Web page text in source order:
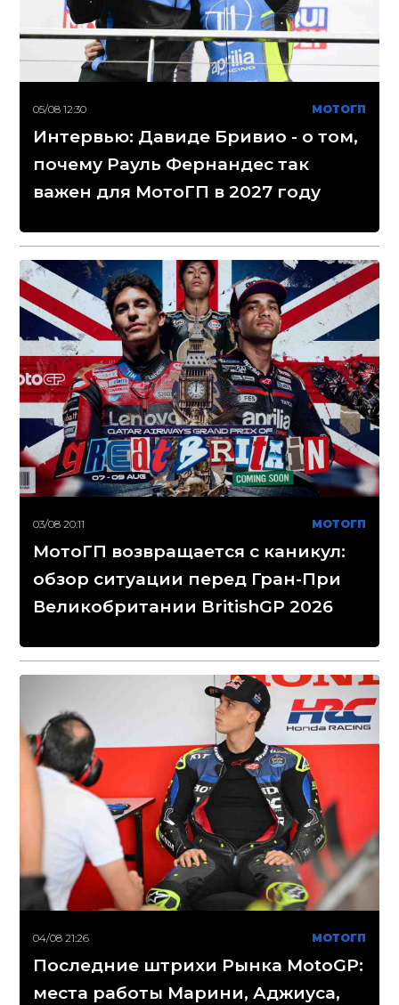
05/08 12:30 МОТОГП
Интервью: Давиде Бривио - о том,
почему Рауль Фернандес так
важен для МотоГП в 2027 году
03/08 20:11 МОТОГП
МотоГП возвращается с каникул:
обзор ситуации перед Гран-При
Великобритании BritishGP 2026
04/08 21:26 МОТОГП
Последние штрихи Рынка MotoGP:
места работы Марини, Аджиуса,